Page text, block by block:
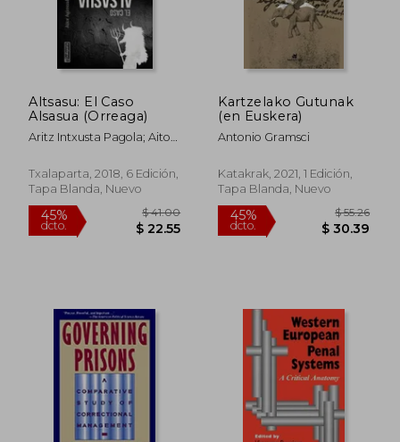
45%
dcto.
45%
dcto.
Altsasu: El Caso
Alsasua (Orreaga)
Aritz Intxusta Pagola; Aitor
Txalaparta, 2018, 6 Edición,
Tapa Blanda, Nuevo
Kartzelako Gutunak
(en Euskera)
Antonio Gramsci
Katakrak, 2021, 1 Edición,
Tapa Blanda, Nuevo